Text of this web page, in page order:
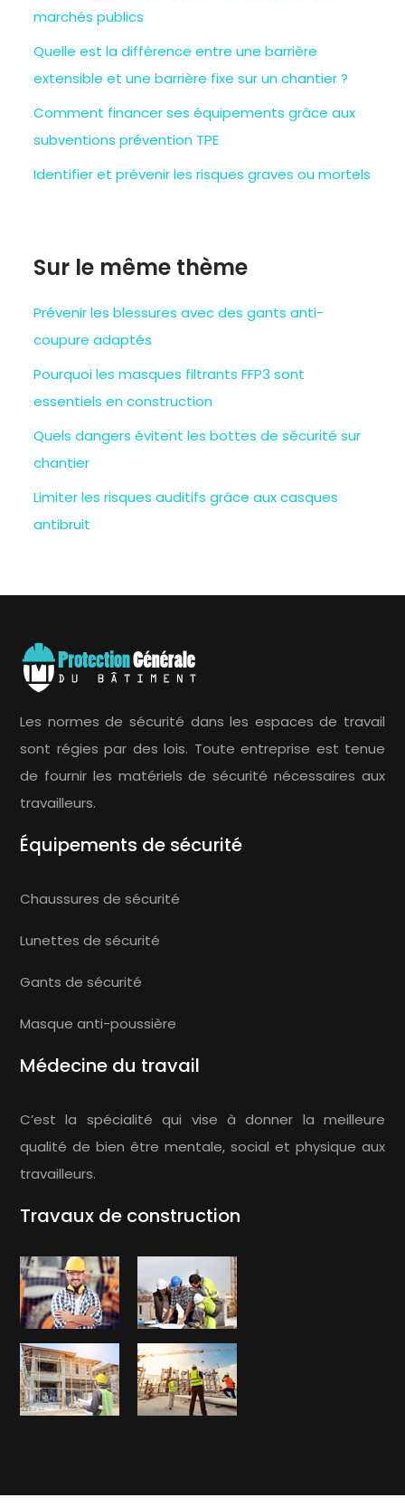
marchés publics
Quelle est la différence entre une barrière
extensible et une barrière fixe sur un chantier ?
Comment financer ses équipements grâce aux
subventions prévention TPE
Identifier et prévenir les risques graves ou mortels
Sur le même thème
Prévenir les blessures avec des gants anti-
coupure adaptés
Pourquoi les masques filtrants FFP3 sont
essentiels en construction
Quels dangers évitent les bottes de sécurité sur
chantier
Limiter les risques auditifs grâce aux casques
antibruit
Les normes de sécurité dans les espaces de travail
sont régies par des lois. Toute entreprise est tenue
de fournir les matériels de sécurité nécessaires aux
travailleurs.
Équipements de sécurité
Chaussures de sécurité
Lunettes de sécurité
Gants de sécurité
Masque anti-poussière
Médecine du travail
C’est la spécialité qui vise à donner la meilleure
qualité de bien être mentale, social et physique aux
travailleurs.
Travaux de construction